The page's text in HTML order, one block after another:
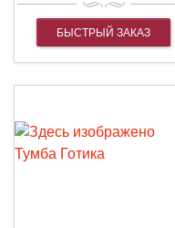
БЫСТРЫЙ ЗАКАЗ